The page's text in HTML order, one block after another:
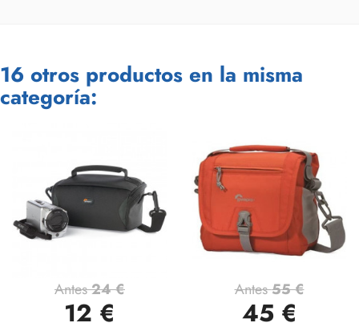
16 otros productos en la misma
categoría:
Antes24 €
12 €
Antes55 €
45 €